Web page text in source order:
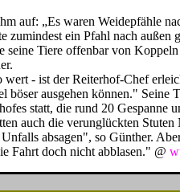
auf: „Es waren Weidepfähle
zumindest ein Pfahl nach außen
Tiere offenbar von
- ist der Reiterhof-Chef
ausgehen können." Seine
statt, die rund 20 Gespanne
auch die verunglück­ten
absagen", so Günther.
Fahrt doch nicht abblasen." @